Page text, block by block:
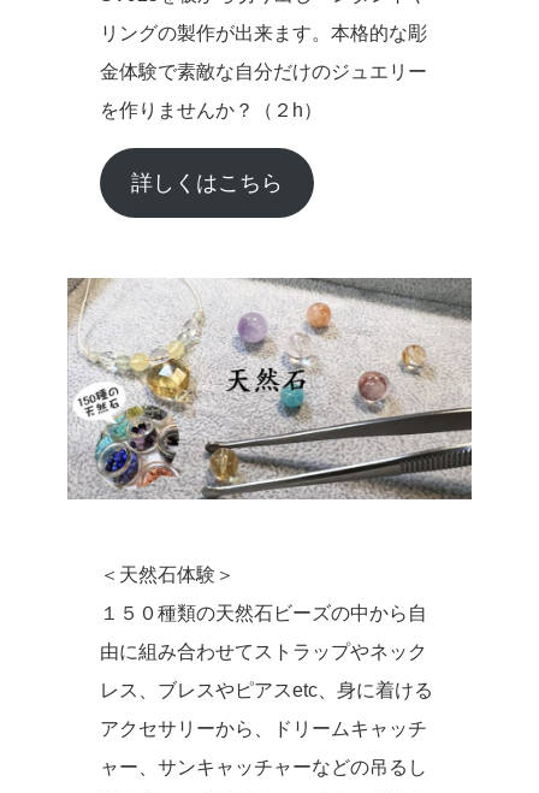
リングの製作が出来ます。本格的な彫
金体験で素敵な自分だけのジュエリー
を作りませんか？（２h）
詳しくはこちら
＜天然石体験＞
１５０種類の天然石ビーズの中から自
由に組み合わせてストラップやネック
レス、ブレスやピアスetc、身に着ける
アクセサリーから、ドリームキャッチ
ャー、サンキャッチャーなどの吊るし